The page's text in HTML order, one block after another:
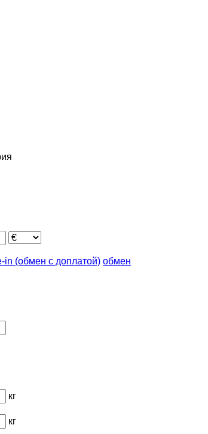
in (обмен с доплатой) обмен
кг
кг